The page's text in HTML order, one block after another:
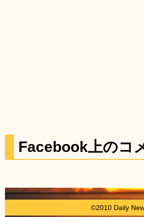
Facebook上のコ
©2010 Daily